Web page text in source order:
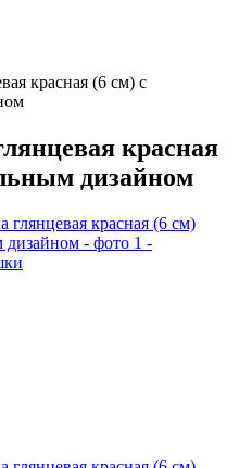
красная (6 см) с
красная
дизайном